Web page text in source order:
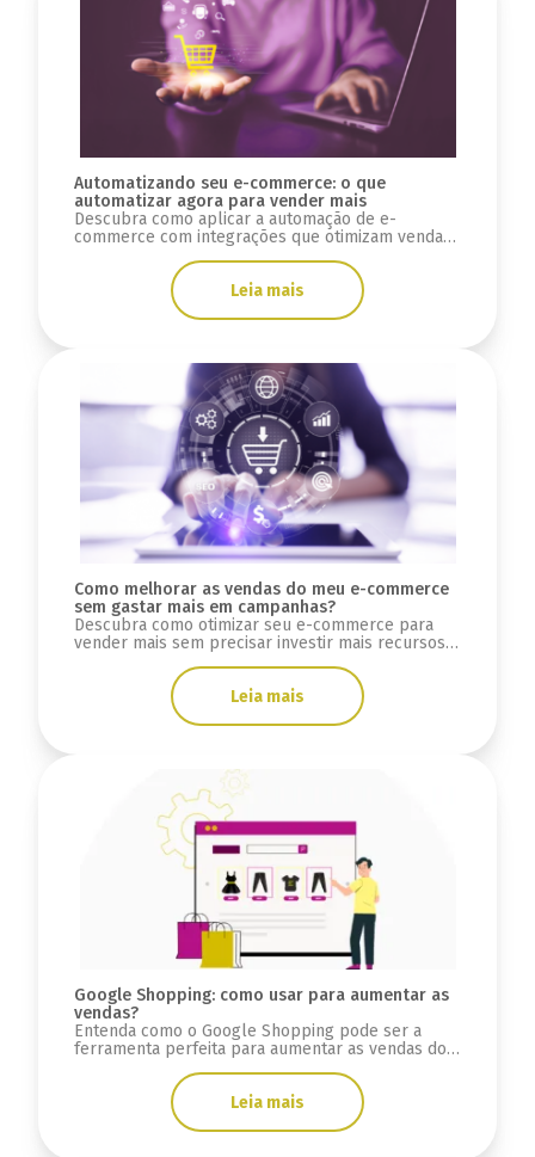
Automatizando seu e-commerce: o que
automatizar agora para vender mais
Descubra como aplicar a automação de e-
commerce com integrações que otimizam vendas,
Leia mais
Como melhorar as vendas do meu e-commerce
sem gastar mais em campanhas?
Descubra como otimizar seu e-commerce para
vender mais sem precisar investir mais recursos
Leia mais
Google Shopping: como usar para aumentar as
vendas?
Entenda como o Google Shopping pode ser a
ferramenta perfeita para aumentar as vendas do
Leia mais